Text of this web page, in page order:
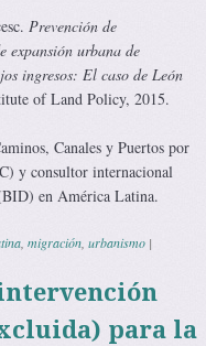
Prevención de
expansión urbana de
ingresos: El caso de León
of Land Policy, 2015.
Canales y Puertos por
y consultor internacional
en América Latina.
migración urbanismo |
para la